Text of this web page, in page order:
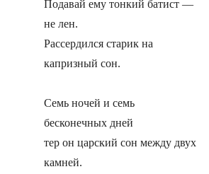
Подавай ему тонкий батист —
не лен.
Рассердился старик на
капризный сон.
Семь ночей и семь
бесконечных дней
тер он царский сон между двух
камней.